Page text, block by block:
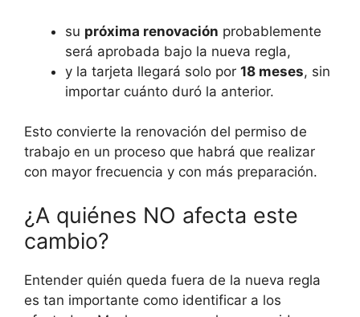
su próxima renovación probablemente
será aprobada bajo la nueva regla,
y la tarjeta llegará solo por 18 meses, sin
importar cuánto duró la anterior.
Esto convierte la renovación del permiso de
trabajo en un proceso que habrá que realizar
con mayor frecuencia y con más preparación.
¿A quiénes NO afecta este
cambio?
Entender quién queda fuera de la nueva regla
es tan importante como identificar a los